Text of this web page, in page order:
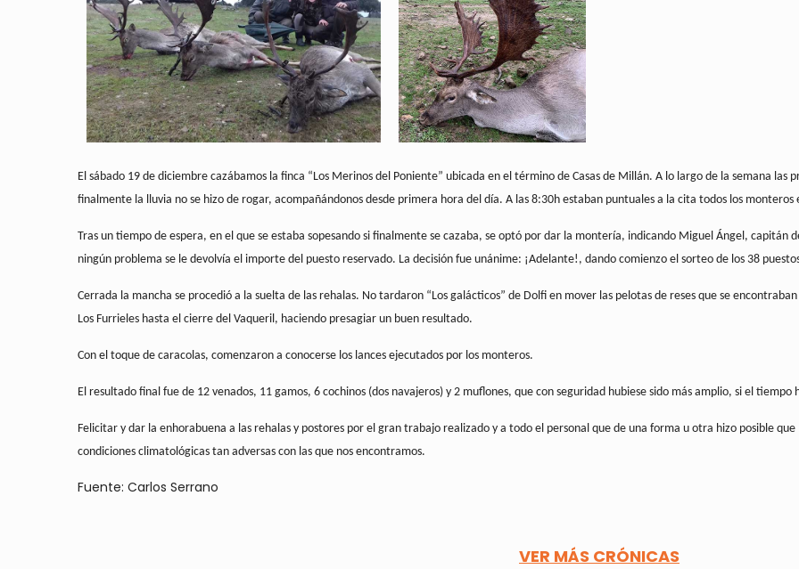
El sábado 19 de diciembre cazábamos la finca “Los Merinos del Poniente” ubicada en el término de Casas de Millán. A lo largo de la semana las
finalmente la lluvia no se hizo de rogar, acompañándonos desde primera hora del día. A las 8:30h estaban puntuales a la cita todos los monteros
Tras un tiempo de espera, en el que se estaba sopesando si finalmente se cazaba, se optó por dar la montería, indicando Miguel Ángel, capitán
ningún problema se le devolvía el importe del puesto reservado. La decisión fue unánime: ¡Adelante!, dando comienzo el sorteo de los 38
Cerrada la mancha se procedió a la suelta de las rehalas. No tardaron “Los galácticos” de Dolfi en mover las pelotas de reses que se
Los Furrieles hasta el cierre del Vaqueril, haciendo presagiar un buen resultado.
Con el toque de caracolas, comenzaron a conocerse los lances ejecutados por los monteros.
El resultado final fue de 12 venados, 11 gamos, 6 cochinos (dos navajeros) y 2 muflones, que con seguridad hubiese sido más amplio, si el
Felicitar y dar la enhorabuena a las rehalas y postores por el gran trabajo realizado y a todo el personal que de una forma u otra hizo posible
condiciones climatológicas tan adversas con las que nos encontramos.
Fuente: Carlos Serrano
VER MÁS CRÓNICAS